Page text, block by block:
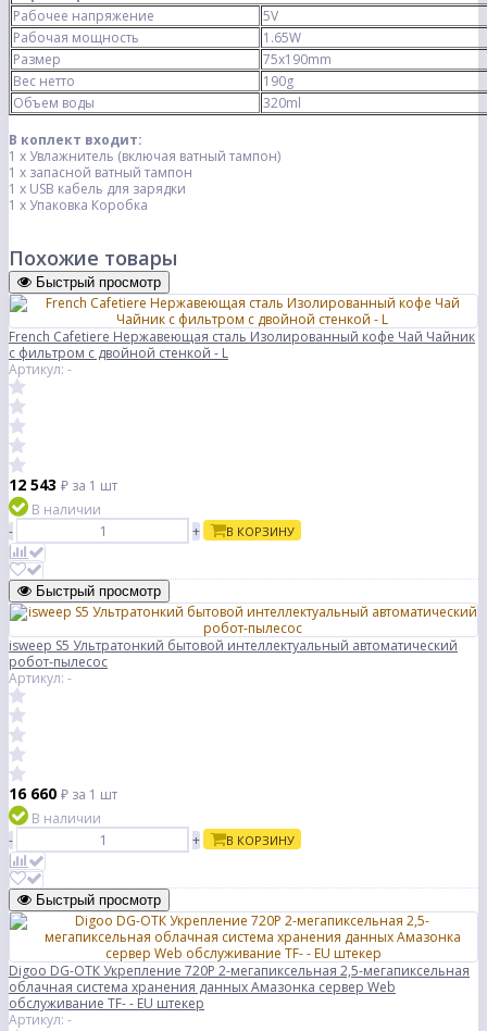
Рабочее напряжение
5V
Рабочая мощность
1.65W
Размер
75x190mm
Вес нетто
190g
Объем воды
320ml
В коплект входит:
1 х Увлажнитель (включая ватный тампон)
1 х запасной ватный тампон
1 х USB кабель для зарядки
1 х Упаковка Коробка
Похожие товары
Быстрый просмотр
French Cafetiere Нержавеющая сталь Изолированный кофе Чай Чайник
с фильтром с двойной стенкой - L
Артикул: -
12 543 ₽ за 1 шт
В наличии
-
+ В КОРЗИНУ
Быстрый просмотр
isweep S5 Ультратонкий бытовой интеллектуальный автоматический
робот-пылесос
Артикул: -
16 660 ₽ за 1 шт
В наличии
-
+ В КОРЗИНУ
Быстрый просмотр
Digoo DG-ОТК Укрепление 720P 2-мегапиксельная 2,5-мегапиксельная
облачная система хранения данных Амазонка сервер Web
обслуживание TF- - EU штекер
Артикул: -